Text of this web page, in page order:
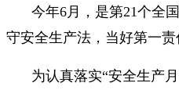
今年6月，是第21个全
守安全生产法，当好第一责
为认真落实“安全生产